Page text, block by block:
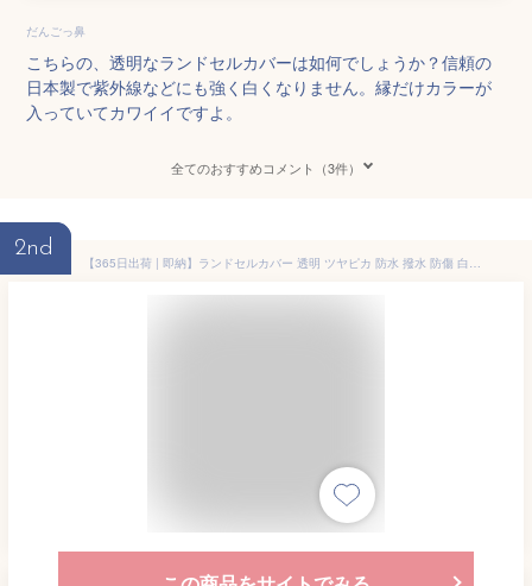
だんごっ鼻
こちらの、透明なランドセルカバーは如何でしょうか？信頼の
日本製で紫外線などにも強く白くなりません。縁だけカラーが
入っていてカワイイですよ。
全てのおすすめコメント（3件）
2nd
【365日出荷 | 即納】ランドセルカバー 透明 ツヤピカ 防水 撥水 防傷 白くならない 小学生 小学校 男の子 女の子 入学 反射テープ付き 通学 交通安全 黒 紺 緑 水色 ピンク 紫 茶色 傷防止 即納 1000円ポッキリ【送料無料】NO12